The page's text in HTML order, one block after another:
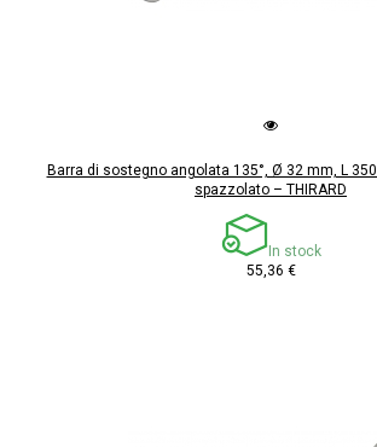
Barra di sostegno angolata 135°, Ø 32 mm, L
spazzolato – THIRARD
In stock
55,36 €